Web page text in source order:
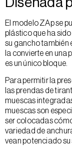
El modelo ZAp se
plástico que ha
su gancho también
la convierte en una
es un único bloque.
Para permitir la
las prendas de
muescas
muescas son
ser colocadas
variedad de
vean potenciado